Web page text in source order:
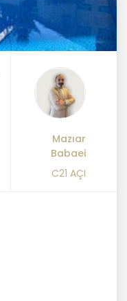
Mazıar
Babaei
C21 AÇI